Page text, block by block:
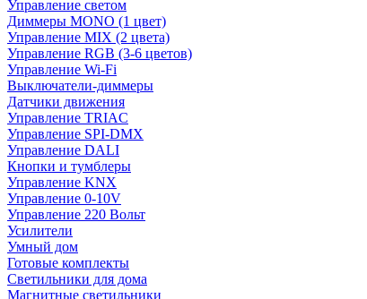
Управление светом
Диммеры MONO (1 цвет)
Управление MIX (2 цвета)
Управление RGB (3-6 цветов)
Управление Wi-Fi
Выключатели-диммеры
Датчики движения
Управление TRIAC
Управление SPI-DMX
Управление DALI
Кнопки и тумблеры
Управление KNX
Управление 0-10V
Управление 220 Вольт
Усилители
Умный дом
Готовые комплекты
Светильники для дома
Магнитные светильники